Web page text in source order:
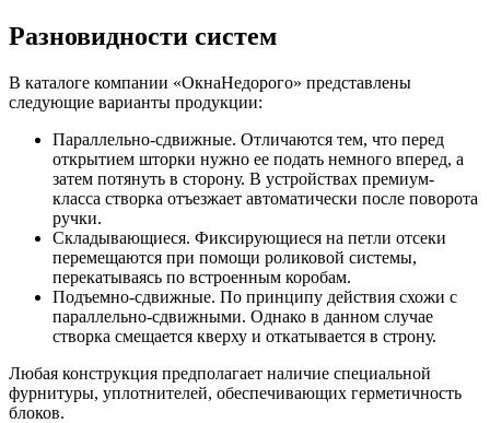
Разновидности систем
В каталоге компании «ОкнаНедорого» представлены
следующие варианты продукции:
Параллельно-сдвижные. Отличаются тем, что перед
открытием шторки нужно ее подать немного вперед, а
затем потянуть в сторону. В устройствах премиум-
класса створка отъезжает автоматически после поворота
ручки.
Складывающиеся. Фиксирующиеся на петли отсеки
перемещаются при помощи роликовой системы,
перекатываясь по встроенным коробам.
Подъемно-сдвижные. По принципу действия схожи с
параллельно-сдвижными. Однако в данном случае
створка смещается кверху и откатывается в строну.
Любая конструкция предполагает наличие специальной
фурнитуры, уплотнителей, обеспечивающих герметичность
блоков.